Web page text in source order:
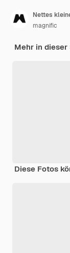
Nettes
magnific
Mehr in dieser
Diese Fotos